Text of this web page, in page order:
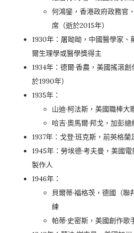
何鴻鑾，香港政府政務官
席（逝於2015年）
1930年：屠呦呦，中國醫學家、
爾生理學或醫學獎得主
1934年：德爾·香農，美國搖滾
於1990年）
1935年：
山迪·柯法斯，美國職棒大
哈吉·奧馬爾·邦戈，加彭
1937年：戈登·班克斯，前英格蘭
1945年：勞埃德·考夫曼，美國
製作人
1946年：
貝爾蒂·福格茨，德國（
練
帕蒂·史密斯，美國創作歌